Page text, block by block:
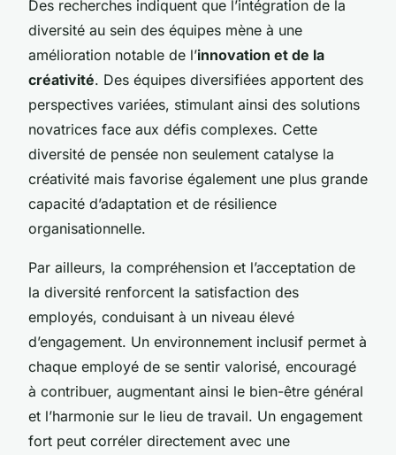
Des recherches indiquent que l’intégration de la
diversité au sein des équipes mène à une
amélioration notable de l’innovation et de la
créativité. Des équipes diversifiées apportent des
perspectives variées, stimulant ainsi des solutions
novatrices face aux défis complexes. Cette
diversité de pensée non seulement catalyse la
créativité mais favorise également une plus grande
capacité d’adaptation et de résilience
organisationnelle.
Par ailleurs, la compréhension et l’acceptation de
la diversité renforcent la satisfaction des
employés, conduisant à un niveau élevé
d’engagement. Un environnement inclusif permet à
chaque employé de se sentir valorisé, encouragé
à contribuer, augmentant ainsi le bien-être général
et l’harmonie sur le lieu de travail. Un engagement
fort peut corréler directement avec une